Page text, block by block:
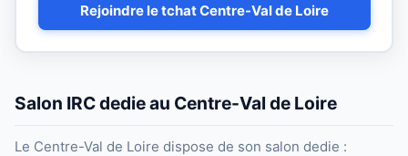
Rejoindre le tchat Centre-Val de Loire
Salon IRC dedie au Centre-Val de Loire
Le Centre-Val de Loire dispose de son salon dedie :